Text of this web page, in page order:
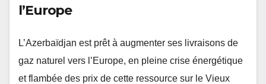
l’Europe
L’Azerbaïdjan est prêt à augmenter ses livraisons de
gaz naturel vers l’Europe, en pleine crise énergétique
et flambée des prix de cette ressource sur le Vieux